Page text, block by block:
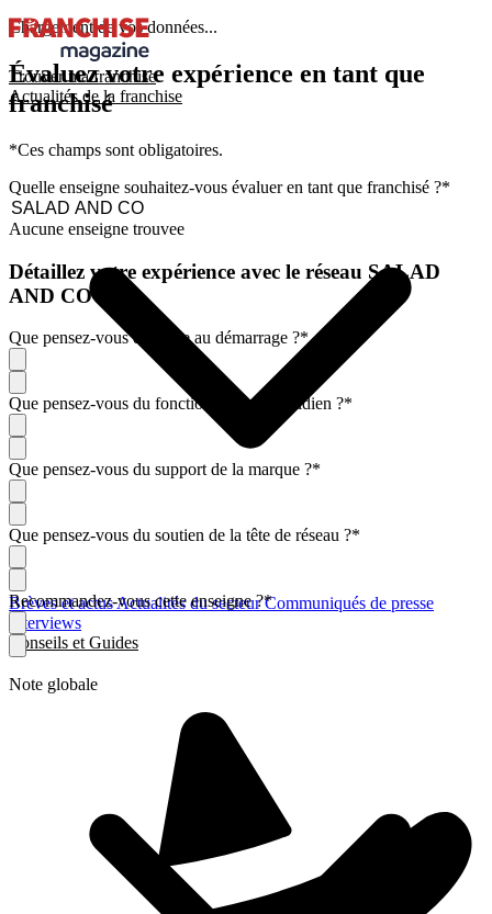
Trouver ma franchise
Actualités de la franchise
Brèves et actusActualités du secteurCommuniqués de presse
Interviews
Conseils et Guides
Chargement de vos données...
Évaluez votre expérience en tant que
franchisé
*Ces champs sont obligatoires.
Quelle enseigne souhaitez-vous évaluer en tant que franchisé ?*
Aucune enseigne trouvee
Détaillez votre expérience avec le réseau SALAD
AND CO
Que pensez-vous de l'aide au démarrage ?*
Que pensez-vous du fonctionnement quotidien ?*
Que pensez-vous du support de la marque ?*
Que pensez-vous du soutien de la tête de réseau ?*
Recommandez-vous cette enseigne ?*
Note globale